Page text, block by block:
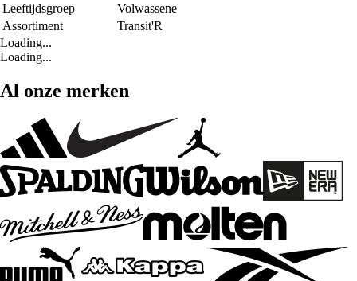
Leeftijdsgroep
Volwassene
Assortiment
Transit'R
Loading...
Loading...
Al onze merken